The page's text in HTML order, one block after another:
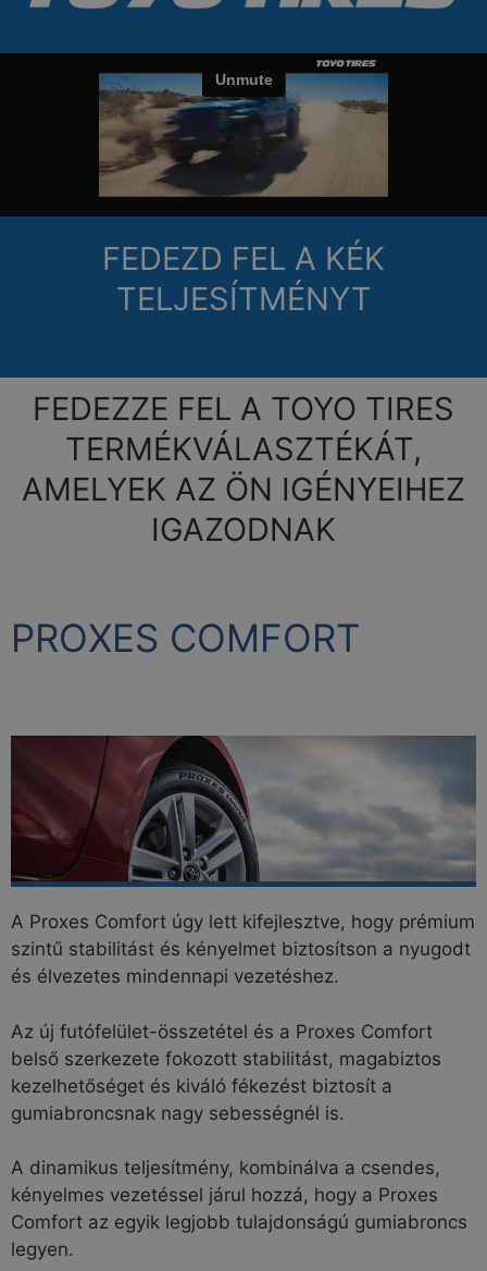
FEDEZD FEL A KÉK
TELJESÍTMÉNYT
FEDEZZE FEL A TOYO TIRES
TERMÉKVÁLASZTÉKÁT,
AMELYEK AZ ÖN IGÉNYEIHEZ
IGAZODNAK
PROXES COMFORT
A Proxes Comfort úgy lett kifejlesztve, hogy prémium
szintű stabilitást és kényelmet biztosítson a nyugodt
és élvezetes mindennapi vezetéshez.
Az új futófelület-összetétel és a Proxes Comfort
belső szerkezete fokozott stabilitást, magabiztos
kezelhetőséget és kiváló fékezést biztosít a
gumiabroncsnak nagy sebességnél is.
A dinamikus teljesítmény, kombinálva a csendes,
kényelmes vezetéssel járul hozzá, hogy a Proxes
Comfort az egyik legjobb tulajdonságú gumiabroncs
legyen.